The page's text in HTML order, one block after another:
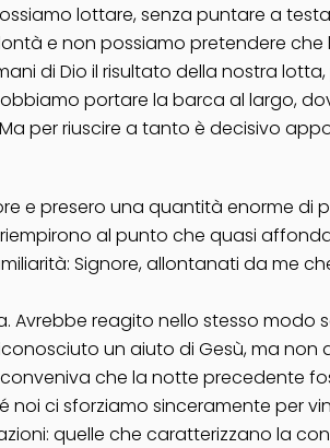
lottare, senza puntare a
e non possiamo pretendere che
di Dio il risultato della nostra
portare la barca al largo,
per riuscire a tanto è decisivo
e presero una quantità enorme
al punto che quasi
Signore, allontanati da me
Avrebbe reagito nello stesso
un aiuto di Gesù, ma
conveniva che la notte precedente
noi ci sforziamo sinceramente per
quelle che caratterizzano la